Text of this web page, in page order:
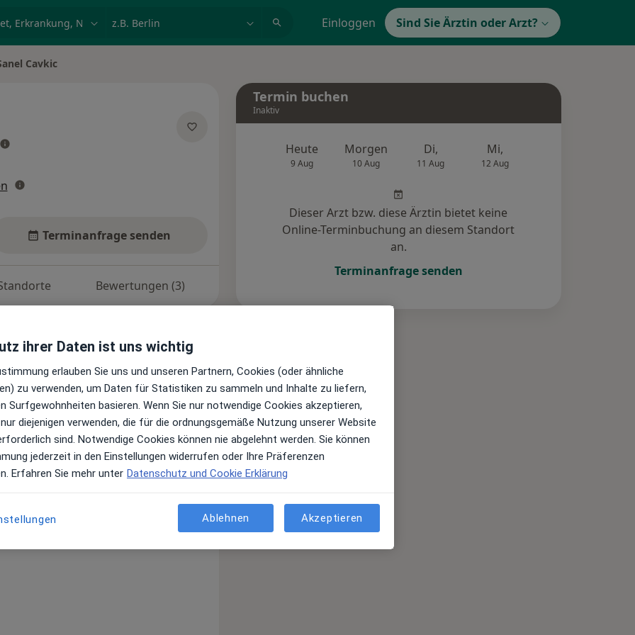
Einloggen Sind Sie Ärztin oder Arzt?
Cavkic
Spezialisierungen
Terminanfrage senden
Bewertungen (3)
Cavkic, der Physiotherapeut
zu Ihnen nach Hause kommt! Ich
Rahlstedt; Pellwormweg 38
zu dürfen.
der Physiotherapie und
können sich die
Therapien
Schulterschmerzen
Termin buchen
Inaktiv
Heute
9 Aug
Morgen
10 Aug
Di,
11 Aug
Mi,
12 Aug
Dieser Arzt bzw. diese Ärztin bietet keine
Online-Terminbuchung an diesem Standort
an.
Terminanfrage senden
ihrer Daten ist uns wichtig
erlauben Sie uns und unseren Partnern, Cookies (oder ähnliche
zu verwenden, um Daten für Statistiken zu sammeln und Inhalte zu liefern,
Surfgewohnheiten basieren. Wenn Sie nur notwendige Cookies akzeptieren,
diejenigen verwenden, die für die ordnungsgemäße Nutzung unserer Website
sind. Notwendige Cookies können nie abgelehnt werden. Sie können
jederzeit in den Einstellungen widerrufen oder Ihre Präferenzen
Erfahren Sie mehr unter Datenschutz und Cookie Erklärung
Ablehnen Akzeptieren